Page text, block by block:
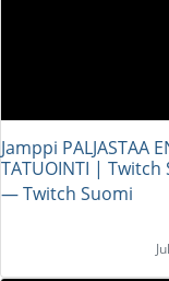
Jamppi PALJASTAA
TATUOINTI | Twitch
― Twitch Suomi